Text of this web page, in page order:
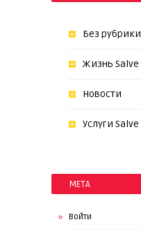
Без рубрики
Жизнь Salve
Новости
Услуги Salve
МЕТА
Войти